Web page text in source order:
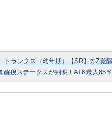
幼年期）【SR】のZ覚醒後ステータスが判明しまし
ータスが判明！ATK最大85％UPのスキルが強